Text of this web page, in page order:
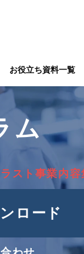
お役立ち資料一覧
ム
スト事業内容
ロード